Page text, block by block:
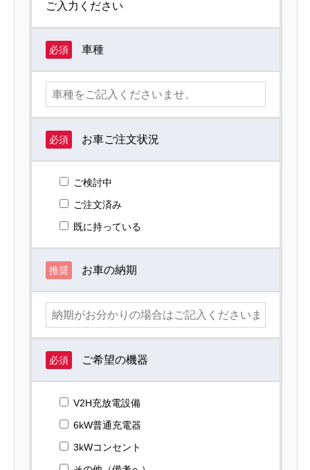
ご入力ください
必須 車種
必須 お車ご注文状況
ご検討中
ご注文済み
既に持っている
推奨 お車の納期
必須 ご希望の機器
V2H充放電設備
6kW普通充電器
3kWコンセント